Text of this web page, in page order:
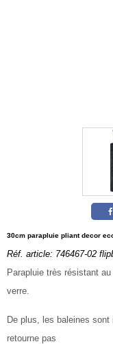
30cm parapluie pliant decor
Réf. article: 746467-02
Parapluie très résistant
verre.
De plus, les baleines
retourne pas